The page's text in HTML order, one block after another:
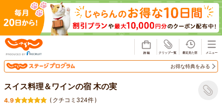
お得な特典をみる
スイス料理＆ワインの宿 木の実
4.9 ( クチコミ324件)